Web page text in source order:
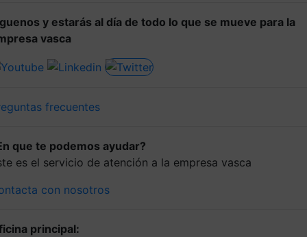
y estarás al día de todo lo que se mueve para la
vasca
frecuentes
que te podemos ayudar?
es el servicio de atención a la empresa vasca
con nosotros
principal: